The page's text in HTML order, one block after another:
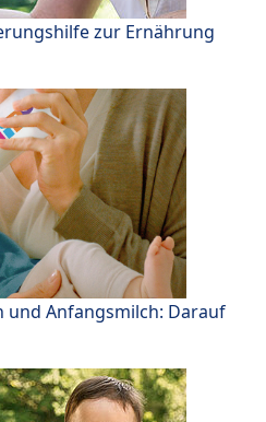
zur Ernährung
und Anfangsmilch: Darauf